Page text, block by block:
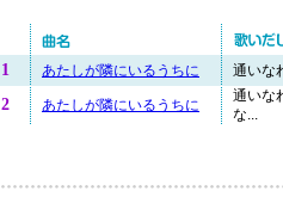
1 あたしが隣にいるうちに 通いな
2 あたしが隣にいるうちに
通いな
な...